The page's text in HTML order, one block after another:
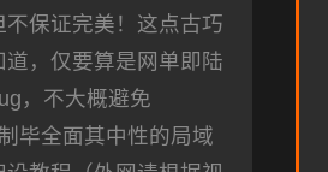
不保证完美！这点古巧
道，仅要算是网单即陆
，不大概避免
毕全面其中性的局域